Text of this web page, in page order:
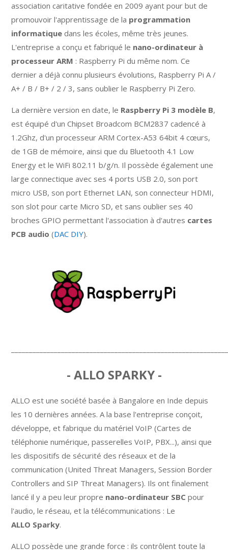
association caritative fondée en 2009 ayant pour but de
promouvoir l'apprentissage de la programmation
informatique dans les écoles, même très jeunes.
L'entreprise a conçu et fabriqué le nano-ordinateur à
processeur ARM : Raspberry Pi du même nom. Ce
dernier a déjà connu plusieurs évolutions, Raspberry Pi A /
A+ / B / B+ / 2 / 3, sans oublier le Raspberry Pi Zero.
La dernière version en date, le Raspberry Pi 3 modèle B,
est équipé d'un Chipset Broadcom BCM2837 cadencé à
1.2Ghz, d'un processeur ARM Cortex-A53 64bit 4 cœurs,
de 1GB de mémoire, ainsi que du Bluetooth 4.1 Low
Energy et le WiFi 802.11 b/g/n. Il possède également une
large connectique avec ses 4 ports USB 2.0, son port
micro USB, son port Ethernet LAN, son connecteur HDMI,
son slot pour carte Micro SD, et sans oublier ses 40
broches GPIO permettant l'association à d'autres cartes
PCB audio (DAC DIY).
- ALLO SPARKY -
ALLO est une société basée à Bangalore en Inde depuis
les 10 dernières années. A la base l'entreprise conçoit,
développe, et fabrique du matériel VoIP (Cartes de
téléphonie numérique, passerelles VoIP, PBX...), ainsi que
les dispositifs de sécurité des réseaux et de la
communication (United Threat Managers, Session Border
Controllers and SIP Threat Managers). Ils ont finalement
lancé il y a peu leur propre nano-ordinateur SBC pour
l'audio, le réseau, et la télécommunications : Le
ALLO Sparky.
ALLO possède une grande force : ils contrôlent toute la